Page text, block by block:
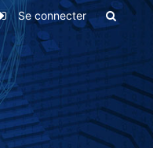
Se connecter